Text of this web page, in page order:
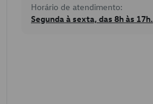
Horário de atendimento:
Segunda à sexta, das 8h às 17h.